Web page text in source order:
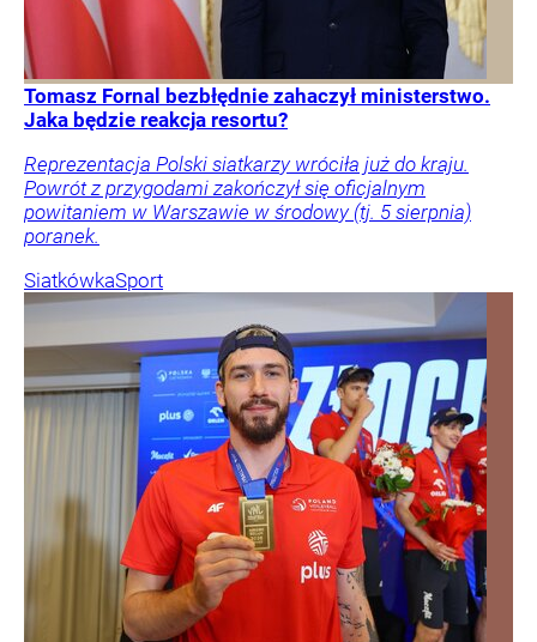
Tomasz Fornal bezbłędnie zahaczył ministerstwo.
Jaka będzie reakcja resortu?
Reprezentacja Polski siatkarzy wróciła już do kraju.
Powrót z przygodami zakończył się oficjalnym
powitaniem w Warszawie w środowy (tj. 5 sierpnia)
poranek.
SiatkówkaSport